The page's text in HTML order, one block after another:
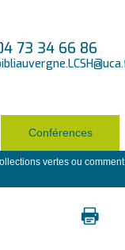
73 34 66 86
Conférences
vertes ou